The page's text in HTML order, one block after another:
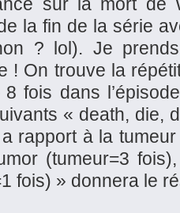
la fin de la série
? lol). Je
! On trouve la
fois dans
« death, die,
rapport à la
(tumeur=3
fois) » donnera le